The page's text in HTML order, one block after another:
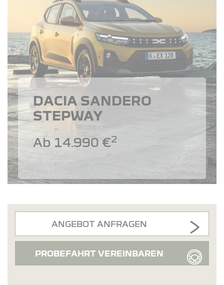
DACIA SANDERO
STEPWAY
Ab 14.990 €2
ANGEBOT ANFRAGEN
PROBEFAHRT VEREINBAREN